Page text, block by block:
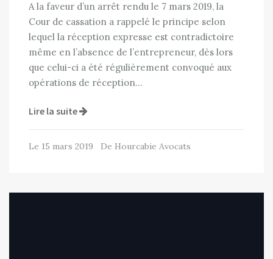
A la faveur d’un arrêt rendu le 7 mars 2019, la
Cour de cassation a rappelé le principe selon
lequel la réception expresse est contradictoire
même en l’absence de l’entrepreneur, dès lors
que celui-ci a été régulièrement convoqué aux
opérations de réception…
Lire la suite
Le 15 mars 2019 De Hourcabie Avocats